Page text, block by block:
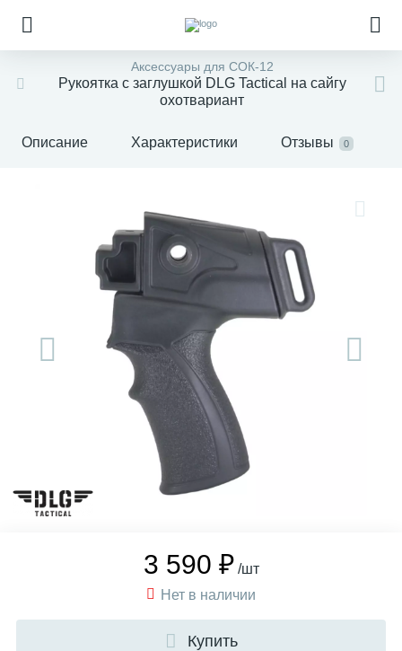
Аксессуары для СОК-12
Рукоятка с заглушкой DLG Tactical на сайгу
охотвариант
Описание Характеристики Отзывы 0
3 590 ₽ /шт
Нет в наличии
Купить